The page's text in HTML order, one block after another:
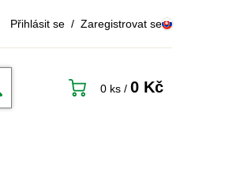
Přihlásit se / Zaregistrovat se
0 ks / 0 Kč